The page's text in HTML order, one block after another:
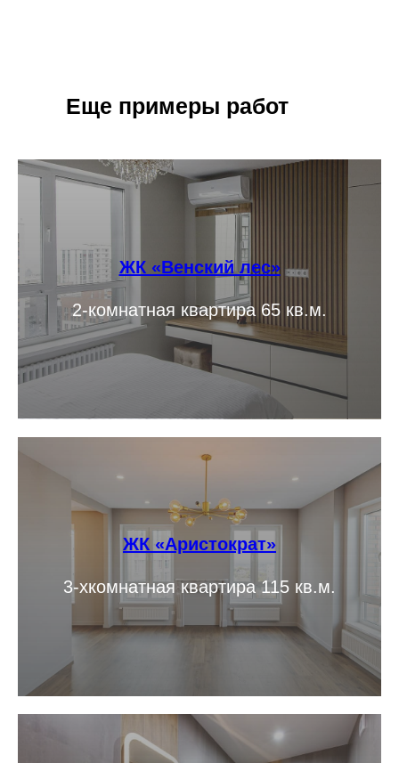
Еще примеры работ
ЖК «Венский лес»
2-комнатная квартира 65 кв.м.
ЖК «Аристократ»
3-хкомнатная квартира 115 кв.м.